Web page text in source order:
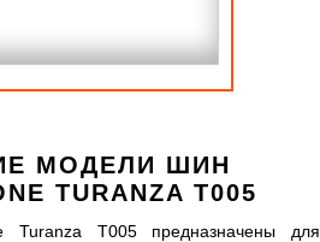
МОДЕЛИ ШИН
TURANZA T005
Turanza T005 предназначены для